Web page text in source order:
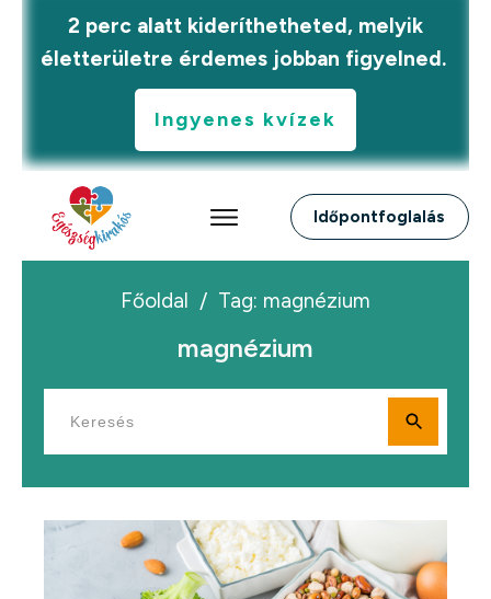
2 perc alatt kideríthetheted, melyik
életterületre érdemes jobban figyelned.
Ingyenes kvízek
Időpontfoglalás
Főoldal / Tag: magnézium
magnézium